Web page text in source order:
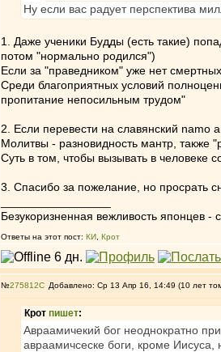
Ну если вас радует перспектива
1. Даже ученики Будды (есть такие)
потом "нормально родился")
Если за "праведником" уже нет
Среди благоприятных условий
пропитание непосильным трудом"
2. Если перевести на славянский namo
Молитвы - разновидность мантр, также
Суть в том, чтобы вызывать в человеке
3. Спасибо за пожелание, но просрать
Безукоризненная вежливость японцев -
Ответы на этот пост: КИ Крот
№275812 Добавлено: Ср 13 Апр 16, 14:49 (10 лет
Крот пишет:
Авраамичекий бог неоднократно
авраамичсеске боги, кроме